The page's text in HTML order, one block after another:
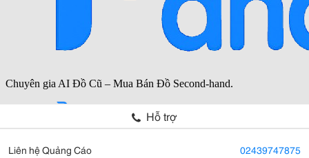
Hỗ trợ
Liên hệ Quảng Cáo 02439747875